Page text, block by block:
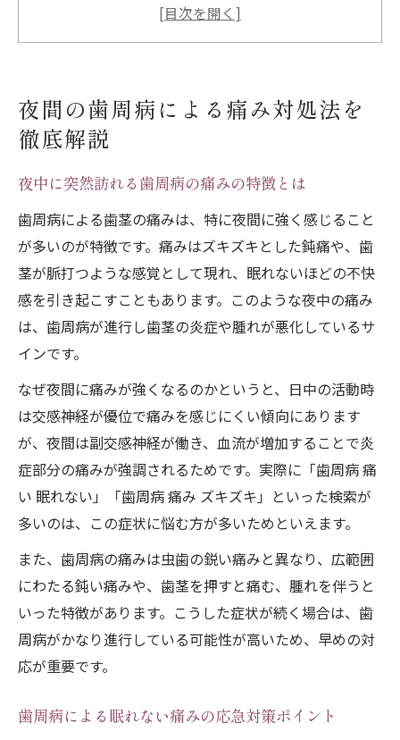
意点
市販薬が効かない歯周病の痛みの対処法を
解説
歯周病で歯茎がズキズキする原因と注意点
ズキズキした歯周病の痛み緩和セルフケア
法
歯周病の痛みに効果的なうがい薬の選び方
夫
歯周病の痛み対策としての生活習慣見直し
痛みが治らない歯周病の根本的な原因とは
歯周病で痛みが治らない場合の主な原因解
説
慢性的な歯周病の痛みを悪化させる要因と
は
歯周病の痛みがいつまで続くのかを徹底検
証
歯周病の根本治療が必要な理由について
歯周病の痛みと歯ぐらつきの関係性を理解
夜間の歯周病による痛み対処法を
徹底解説
夜中に突然訪れる歯周病の痛みの特徴とは
歯周病による歯茎の痛みは、特に夜間に強く感じること
が多いのが特徴です。痛みはズキズキとした鈍痛や、歯
茎が脈打つような感覚として現れ、眠れないほどの不快
感を引き起こすこともあります。このような夜中の痛み
は、歯周病が進行し歯茎の炎症や腫れが悪化しているサ
インです。
なぜ夜間に痛みが強くなるのかというと、日中の活動時
は交感神経が優位で痛みを感じにくい傾向にあります
が、夜間は副交感神経が働き、血流が増加することで炎
症部分の痛みが強調されるためです。実際に「歯周病 痛
い 眠れない」「歯周病 痛み ズキズキ」といった検索が
多いのは、この症状に悩む方が多いためといえます。
また、歯周病の痛みは虫歯の鋭い痛みと異なり、広範囲
にわたる鈍い痛みや、歯茎を押すと痛む、腫れを伴うと
いった特徴があります。こうした症状が続く場合は、歯
周病がかなり進行している可能性が高いため、早めの対
応が重要です。
歯周病による眠れない痛みの応急対策ポイント